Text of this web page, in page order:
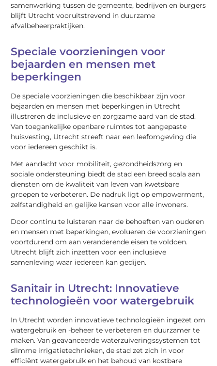
samenwerking tussen de gemeente, bedrijven en burgers
blijft Utrecht vooruitstrevend in duurzame
afvalbeheerpraktijken.
Speciale voorzieningen voor
bejaarden en mensen met
beperkingen
De speciale voorzieningen die beschikbaar zijn voor
bejaarden en mensen met beperkingen in Utrecht
illustreren de inclusieve en zorgzame aard van de stad.
Van toegankelijke openbare ruimtes tot aangepaste
huisvesting, Utrecht streeft naar een leefomgeving die
voor iedereen geschikt is.
Met aandacht voor mobiliteit, gezondheidszorg en
sociale ondersteuning biedt de stad een breed scala aan
diensten om de kwaliteit van leven van kwetsbare
groepen te verbeteren. De nadruk ligt op empowerment,
zelfstandigheid en gelijke kansen voor alle inwoners.
Door continu te luisteren naar de behoeften van ouderen
en mensen met beperkingen, evolueren de voorzieningen
voortdurend om aan veranderende eisen te voldoen.
Utrecht blijft zich inzetten voor een inclusieve
samenleving waar iedereen kan gedijen.
Sanitair in Utrecht: Innovatieve
technologieën voor watergebruik
In Utrecht worden innovatieve technologieën ingezet om
watergebruik en -beheer te verbeteren en duurzamer te
maken. Van geavanceerde waterzuiveringssystemen tot
slimme irrigatietechnieken, de stad zet zich in voor
efficiënt watergebruik en het behoud van kostbare